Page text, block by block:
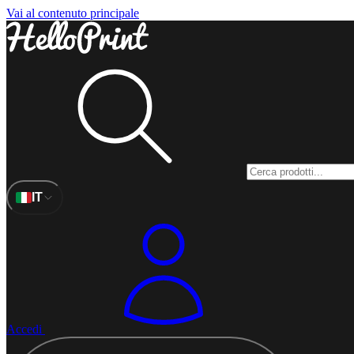
Vai al contenuto principale
IT
Accedi